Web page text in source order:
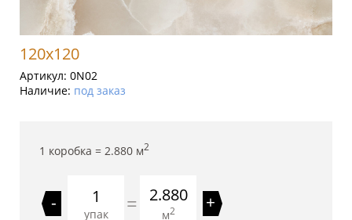
120x120
Артикул: 0N02
Наличие: под заказ
1 коробка = 2.880 м2
-
упак = 2.880
м2 +